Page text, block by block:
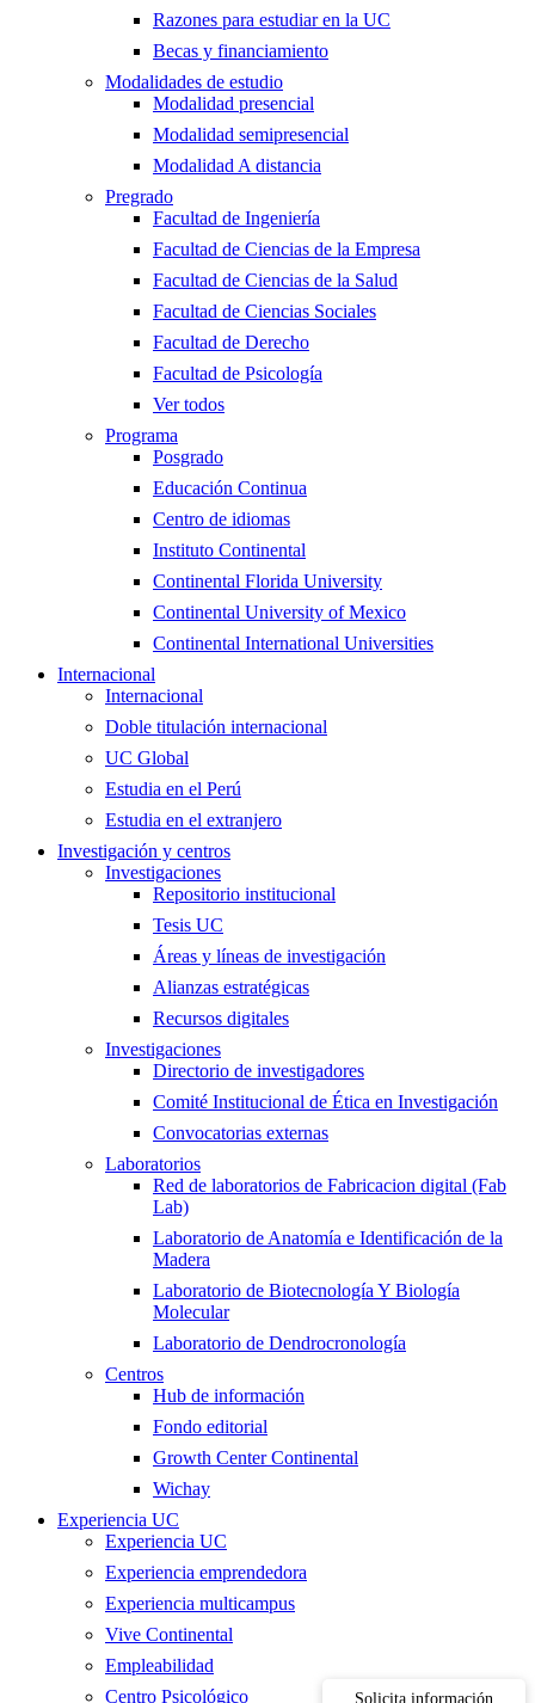
Solicita información
Razones para estudiar en la UC
Becas y financiamiento
Modalidades de estudio
Modalidad presencial
Modalidad semipresencial
Modalidad A distancia
Pregrado
Facultad de Ingeniería
Facultad de Ciencias de la Empresa
Facultad de Ciencias de la Salud
Facultad de Ciencias Sociales
Facultad de Derecho
Facultad de Psicología
Ver todos
Programa
Posgrado
Educación Continua
Centro de idiomas
Instituto Continental
Continental Florida University
Continental University of Mexico
Continental International Universities
Internacional
Internacional
Doble titulación internacional
UC Global
Estudia en el Perú
Estudia en el extranjero
Investigación y centros
Investigaciones
Repositorio institucional
Tesis UC
Áreas y líneas de investigación
Alianzas estratégicas
Recursos digitales
Investigaciones
Directorio de investigadores
Comité Institucional de Ética en Investigación
Convocatorias externas
Laboratorios
Red de laboratorios de Fabricacion digital (Fab
Lab)
Laboratorio de Anatomía e Identificación de la
Madera
Laboratorio de Biotecnología Y Biología
Molecular
Laboratorio de Dendrocronología
Centros
Hub de información
Fondo editorial
Growth Center Continental
Wichay
Experiencia UC
Experiencia UC
Experiencia emprendedora
Experiencia multicampus
Vive Continental
Empleabilidad
Centro Psicológico